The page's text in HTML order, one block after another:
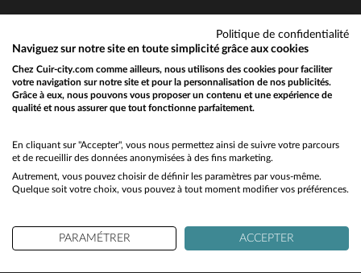
Would you like to be redirected to our English site?
No
Yes
Politique de confidentialité
Naviguez sur notre site en toute simplicité grâce aux cookies
Chez Cuir-city.com comme ailleurs, nous utilisons des cookies pour faciliter
votre navigation sur notre site et pour la personnalisation de nos publicités.
Grâce à eux, nous pouvons vous proposer un contenu et une expérience de
qualité et nous assurer que tout fonctionne parfaitement.
En cliquant sur "Accepter", vous nous permettez ainsi de suivre votre parcours
et de recueillir des données anonymisées à des fins marketing.
Autrement, vous pouvez choisir de définir les paramètres par vous-même.
Quelque soit votre choix, vous pouvez à tout moment modifier vos préférences.
PARAMÉTRER ACCEPTER